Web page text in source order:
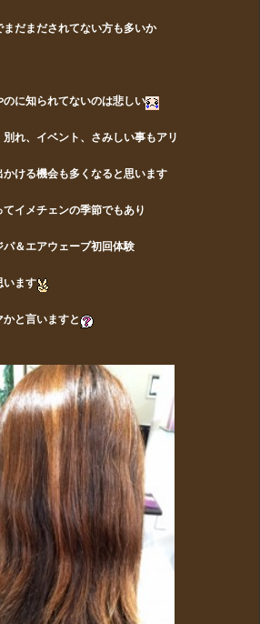
だまだされてない方も多いか
に知られてないのは悲しい
れ、イベント、さみしい事もアリ
ける機会も多くなると思います
イメチェンの季節でもあり
パ＆エアウェーブ初回体験
います
と言いますと